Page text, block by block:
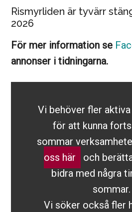
Rismyrliden är tyvärr
2026
För mer information se
annonser i tidningarna.
Vi behöver fler
för att kunna
sommar
oss här
och
bidra med några
sommar.
Vi söker också fler